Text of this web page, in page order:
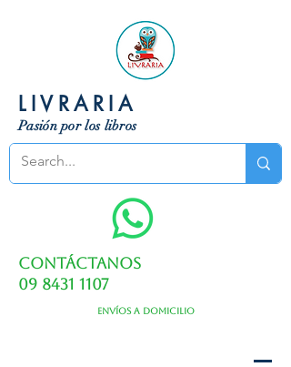
LIVRARIA
Pasión por los libros
Contáctanos
09 8431 1107
Envíos a domicilio